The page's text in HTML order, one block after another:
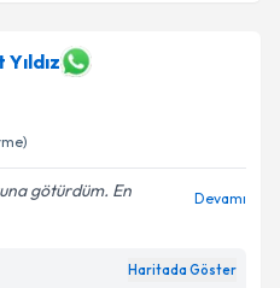
götürdüm. En
Devamı
Haritada Göster